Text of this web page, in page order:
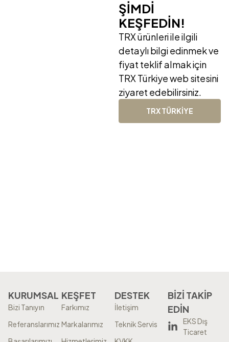
ŞİMDİ
KEŞFEDİN!
TRX ürünleri ile ilgili
detaylı bilgi edinmek ve
fiyat teklif almak için
TRX Türkiye web sitesini
ziyaret edebilirsiniz.
TRX TÜRKİYE
KURUMSAL
Bizi Tanıyın
Referanslarımız
KEŞFET
Farkımız
Markalarımız
DESTEK
İletişim
Teknik Servis
BİZİ TAKİP
EDİN
EKS Dış
Ticaret